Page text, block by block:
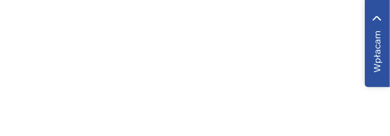
Wpłacam